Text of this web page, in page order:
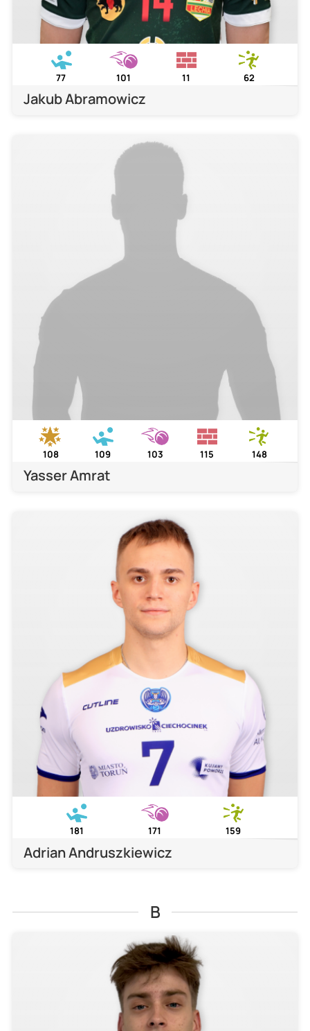
77 101 11 62
Jakub Abramowicz
108 109 103 115 148
Yasser Amrat
181 171 159
Adrian Andruszkiewicz
B